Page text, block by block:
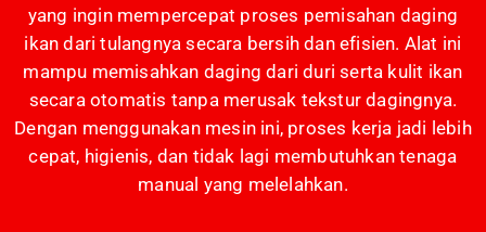
yang ingin mempercepat proses pemisahan daging
ikan dari tulangnya secara bersih dan efisien. Alat ini
mampu memisahkan daging dari duri serta kulit ikan
secara otomatis tanpa merusak tekstur dagingnya.
Dengan menggunakan mesin ini, proses kerja jadi lebih
cepat, higienis, dan tidak lagi membutuhkan tenaga
manual yang melelahkan.